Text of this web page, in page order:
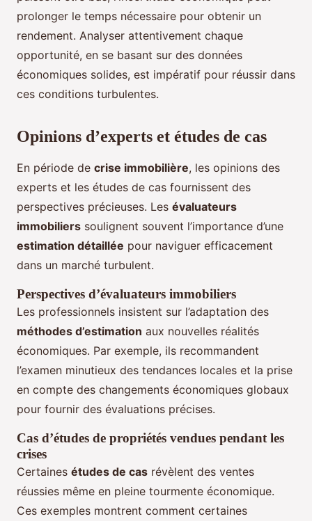
prolonger le temps nécessaire pour obtenir un
rendement. Analyser attentivement chaque
opportunité, en se basant sur des données
économiques solides, est impératif pour réussir dans
ces conditions turbulentes.
Opinions d’experts et études de cas
En période de crise immobilière, les opinions des
experts et les études de cas fournissent des
perspectives précieuses. Les évaluateurs
immobiliers soulignent souvent l’importance d’une
estimation détaillée pour naviguer efficacement
dans un marché turbulent.
Perspectives d’évaluateurs immobiliers
Les professionnels insistent sur l’adaptation des
méthodes d’estimation aux nouvelles réalités
économiques. Par exemple, ils recommandent
l’examen minutieux des tendances locales et la prise
en compte des changements économiques globaux
pour fournir des évaluations précises.
Cas d’études de propriétés vendues pendant les
crises
Certaines études de cas révèlent des ventes
réussies même en pleine tourmente économique.
Ces exemples montrent comment certaines